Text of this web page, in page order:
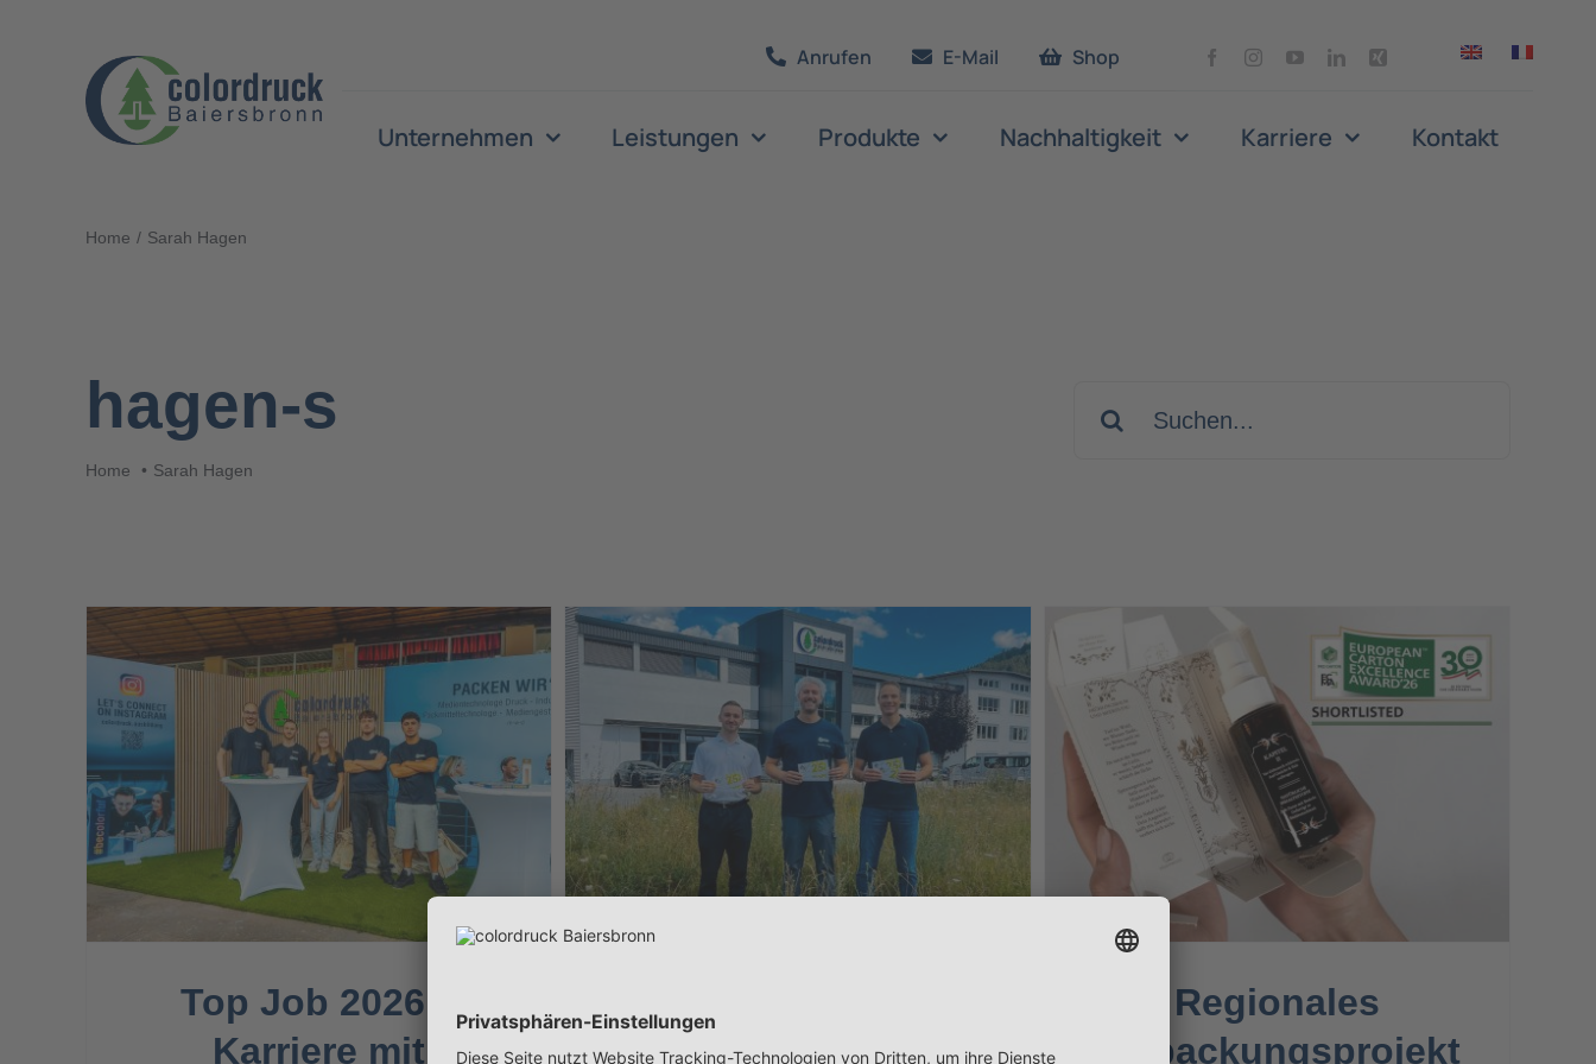
Anrufen E-Mail Shop
Unternehmen Leistungen Produkte Nachhaltigkeit Karriere Kontakt
Home Sarah Hagen
hagen-s
Home Sarah Hagen
nach:
Top Job 2026 –
Karriere mit
Unsere Tipp-Weltmeister
stehen fest
News
Weltmeister stehen
Regionales
Verpackungsprojekt erreicht
Public Voting des European
Carton Excellence Award
2026
Regionales
Verpackungsprojekt